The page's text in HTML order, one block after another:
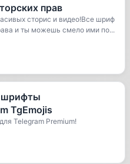
прав
сторис и видео!Все шриф
и ты можешь смело ими по...
TgEmojis
Telegram Premium!